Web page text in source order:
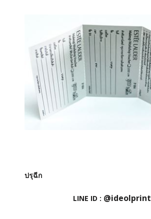
ปรุฉีก
LINE ID : @ideolprint